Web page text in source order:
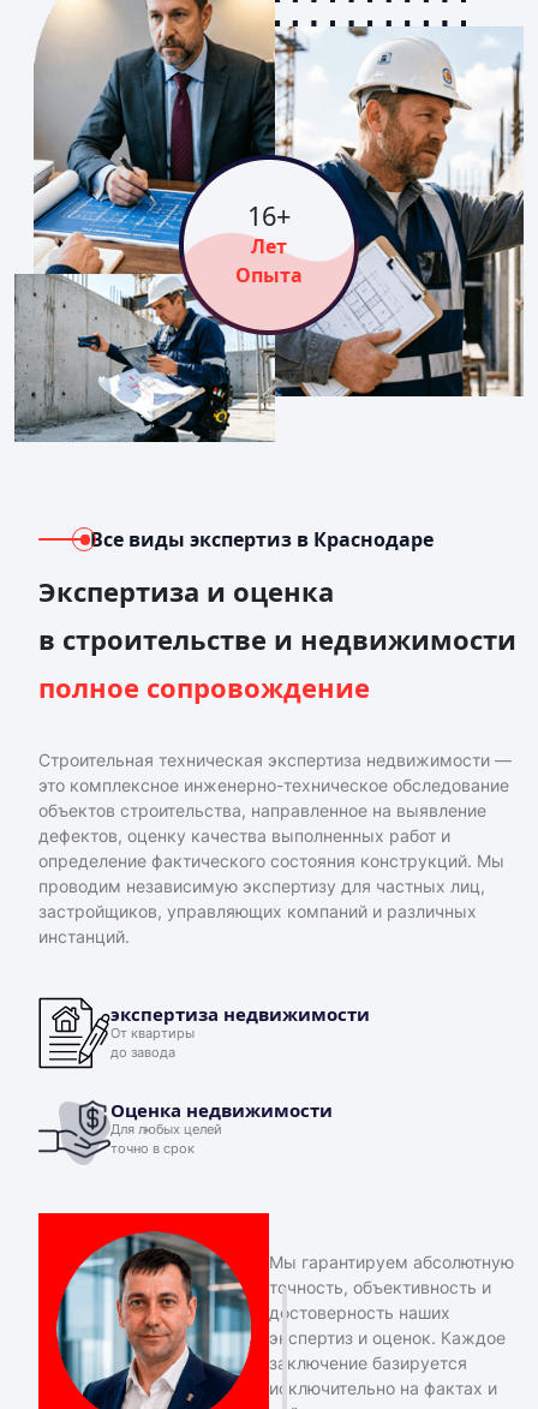
16+
Лет
Опыта
Все виды экспертиз в Краснодаре
Экспертиза и оценка
в строительстве и недвижимости
полное сопровождение
Строительная техническая экспертиза недвижимости —
это комплексное инженерно-техническое обследование
объектов строительства, направленное на выявление
дефектов, оценку качества выполненных работ и
определение фактического состояния конструкций. Мы
проводим независимую экспертизу для частных лиц,
застройщиков, управляющих компаний и различных
инстанций.
экспертиза недвижимости
От квартиры
до завода
Оценка недвижимости
Для любых целей
точно в срок
Мы гарантируем абсолютную
точность, объективность и
достоверность наших
экспертиз и оценок. Каждое
заключение базируется
исключительно на фактах и